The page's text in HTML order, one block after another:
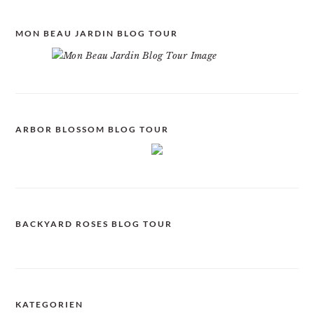
MON BEAU JARDIN BLOG TOUR
ARBOR BLOSSOM BLOG TOUR
BACKYARD ROSES BLOG TOUR
KATEGORIEN